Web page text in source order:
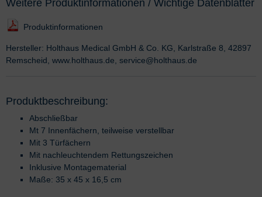
Weitere Produktinformationen / Wichtige Datenblätter
Produktinformationen
Hersteller: Holthaus Medical GmbH & Co. KG, Karlstraße 8, 42897
Remscheid, www.holthaus.de, service@holthaus.de
Produktbeschreibung:
Abschließbar
Mt 7 Innenfächern, teilweise verstellbar
Mit 3 Türfächern
Mit nachleuchtendem Rettungszeichen
Inklusive Montagematerial
Maße: 35 x 45 x 16,5 cm